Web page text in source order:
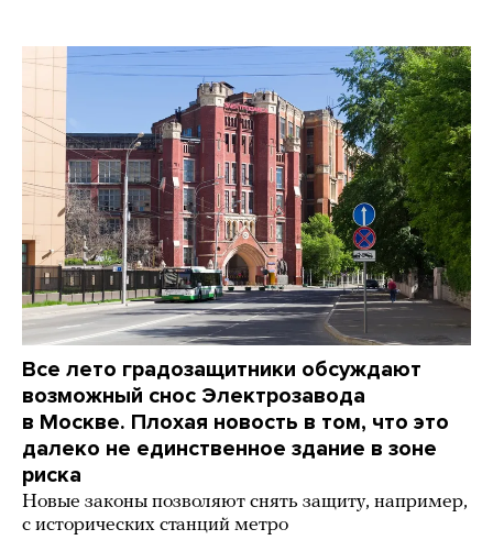
Все лето градозащитники обсуждают
возможный снос Электрозавода
в Москве. Плохая новость в том, что это
далеко не единственное здание в зоне
риска
Новые законы позволяют снять защиту, например,
с исторических станций метро